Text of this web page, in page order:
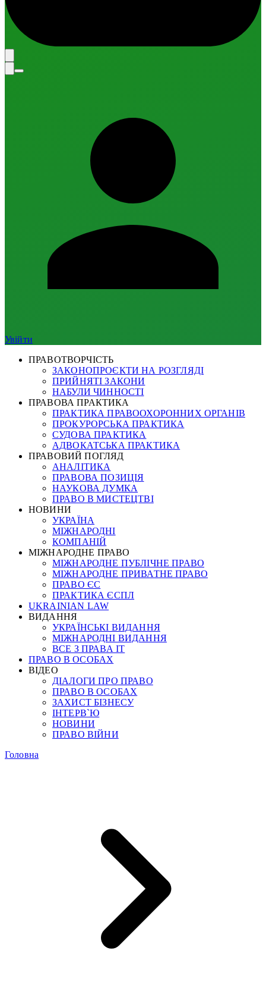
Увійти
ПРАВОТВОРЧІСТЬ
ЗАКОНОПРОЄКТИ НА РОЗГЛЯДІ
ПРИЙНЯТІ ЗАКОНИ
НАБУЛИ ЧИННОСТІ
ПРАВОВА ПРАКТИКА
ПРАКТИКА ПРАВООХОРОННИХ ОРГАНІВ
ПРОКУРОРСЬКА ПРАКТИКА
СУДОВА ПРАКТИКА
АДВОКАТСЬКА ПРАКТИКА
ПРАВОВИЙ ПОГЛЯД
АНАЛІТИКА
ПРАВОВА ПОЗИЦІЯ
НАУКОВА ДУМКА
ПРАВО В МИСТЕЦТВІ
НОВИНИ
УКРАЇНА
МІЖНАРОДНІ
КОМПАНІЙ
МІЖНАРОДНЕ ПРАВО
МІЖНАРОДНЕ ПУБЛІЧНЕ ПРАВО
МІЖНАРОДНЕ ПРИВАТНЕ ПРАВО
ПРАВО ЄС
ПРАКТИКА ЄСПЛ
UKRAINIAN LAW
ВИДАННЯ
УКРАЇНСЬКІ ВИДАННЯ
МІЖНАРОДНІ ВИДАННЯ
ВСЕ З ПРАВА ІТ
ПРАВО В ОСОБАХ
ВІДЕО
ДІАЛОГИ ПРО ПРАВО
ПРАВО В ОСОБАХ
ЗАХИСТ БІЗНЕСУ
ІНТЕРВ`Ю
НОВИНИ
ПРАВО ВІЙНИ
Головна